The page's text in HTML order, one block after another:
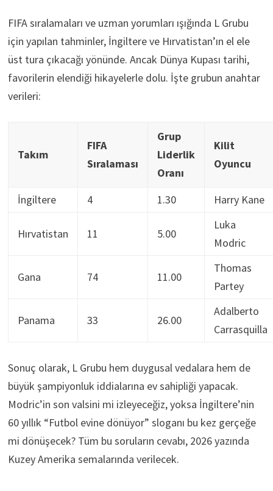
FIFA sıralamaları ve uzman yorumları ışığında L Grubu
için yapılan tahminler, İngiltere ve Hırvatistan’ın el ele
üst tura çıkacağı yönünde. Ancak Dünya Kupası tarihi,
favorilerin elendiği hikayelerle dolu. İşte grubun anahtar
verileri:
Takım
FIFA
Sıralaması
Grup
Liderlik
Oranı
Kilit
Oyuncu
İngiltere 4 1.30 Harry Kane
Hırvatistan 11 5.00
Luka
Modric
Gana 74 11.00
Thomas
Partey
Panama 33 26.00
Adalberto
Carrasquilla
Sonuç olarak, L Grubu hem duygusal vedalara hem de
büyük şampiyonluk iddialarına ev sahipliği yapacak.
Modric’in son valsini mi izleyeceğiz, yoksa İngiltere’nin
60 yıllık “Futbol evine dönüyor” sloganı bu kez gerçeğe
mi dönüşecek? Tüm bu soruların cevabı, 2026 yazında
Kuzey Amerika semalarında verilecek.